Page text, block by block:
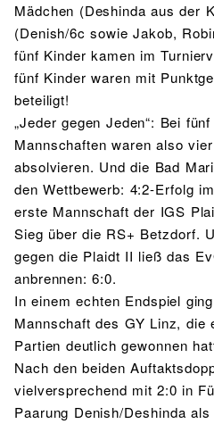
Mädchen (Deshinda aus der
(Denish/6c sowie Jakob,
fünf Kinder kamen im
fünf Kinder waren mit
beteiligt!
„Jeder gegen Jeden“: Bei
Mannschaften waren also
absolvieren. Und die Bad
den Wettbewerb: 4:2-Erfolg
erste Mannschaft der IGS
Sieg über die RS+ Betzdorf.
gegen die Plaidt II ließ das
anbrennen: 6:0.
In einem echten Endspiel
Mannschaft des GY Linz, die
Partien deutlich gewonnen
Nach den beiden
vielversprechend mit 2:0 in
Paarung Denish/Deshinda